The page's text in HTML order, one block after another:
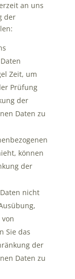
an uns
der
Zeit, um
Prüfung
der
Daten zu
können
der
nicht
Sie das
der
Daten zu